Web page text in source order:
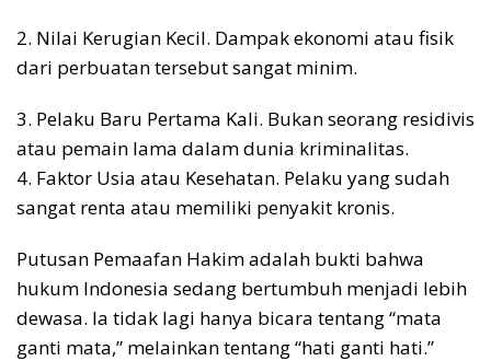
2. Nilai Kerugian Kecil. Dampak ekonomi atau fisik
dari perbuatan tersebut sangat minim.
3. Pelaku Baru Pertama Kali. Bukan seorang residivis
atau pemain lama dalam dunia kriminalitas.
4. Faktor Usia atau Kesehatan. Pelaku yang sudah
sangat renta atau memiliki penyakit kronis.
Putusan Pemaafan Hakim adalah bukti bahwa
hukum Indonesia sedang bertumbuh menjadi lebih
dewasa. Ia tidak lagi hanya bicara tentang “mata
ganti mata,” melainkan tentang “hati ganti hati.”